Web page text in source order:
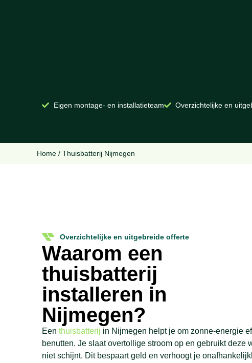
Eigen montage- en installatieteam Overzichtelijke en
Home / Thuisbatterij Nijmegen
Overzichtelijke en uitgebreide offerte
Waarom een
thuisbatterij
installeren in
Nijmegen?
Een thuisbatterij in Nijmegen helpt je om zonne-energie
benutten. Je slaat overtollige stroom op en gebruikt deze
niet schijnt. Dit bespaart geld en verhoogt je